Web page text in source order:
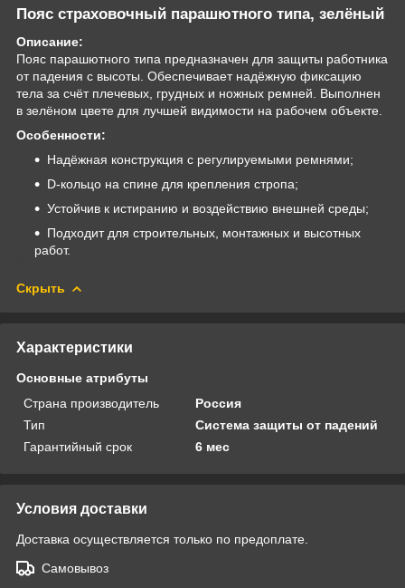
Пояс страховочный парашютного типа, зелёный
Описание:
Пояс парашютного типа предназначен для защиты работника
от падения с высоты. Обеспечивает надёжную фиксацию
тела за счёт плечевых, грудных и ножных ремней. Выполнен
в зелёном цвете для лучшей видимости на рабочем объекте.
Особенности:
Надёжная конструкция с регулируемыми ремнями;
D-кольцо на спине для крепления стропа;
Устойчив к истиранию и воздействию внешней среды;
Подходит для строительных, монтажных и высотных
работ.
Скрыть
Характеристики
Основные атрибуты
Страна производитель
Россия
Тип
Система защиты от падений
Гарантийный срок
6 мес
Условия доставки
Доставка осуществляется только по предоплате.
Самовывоз